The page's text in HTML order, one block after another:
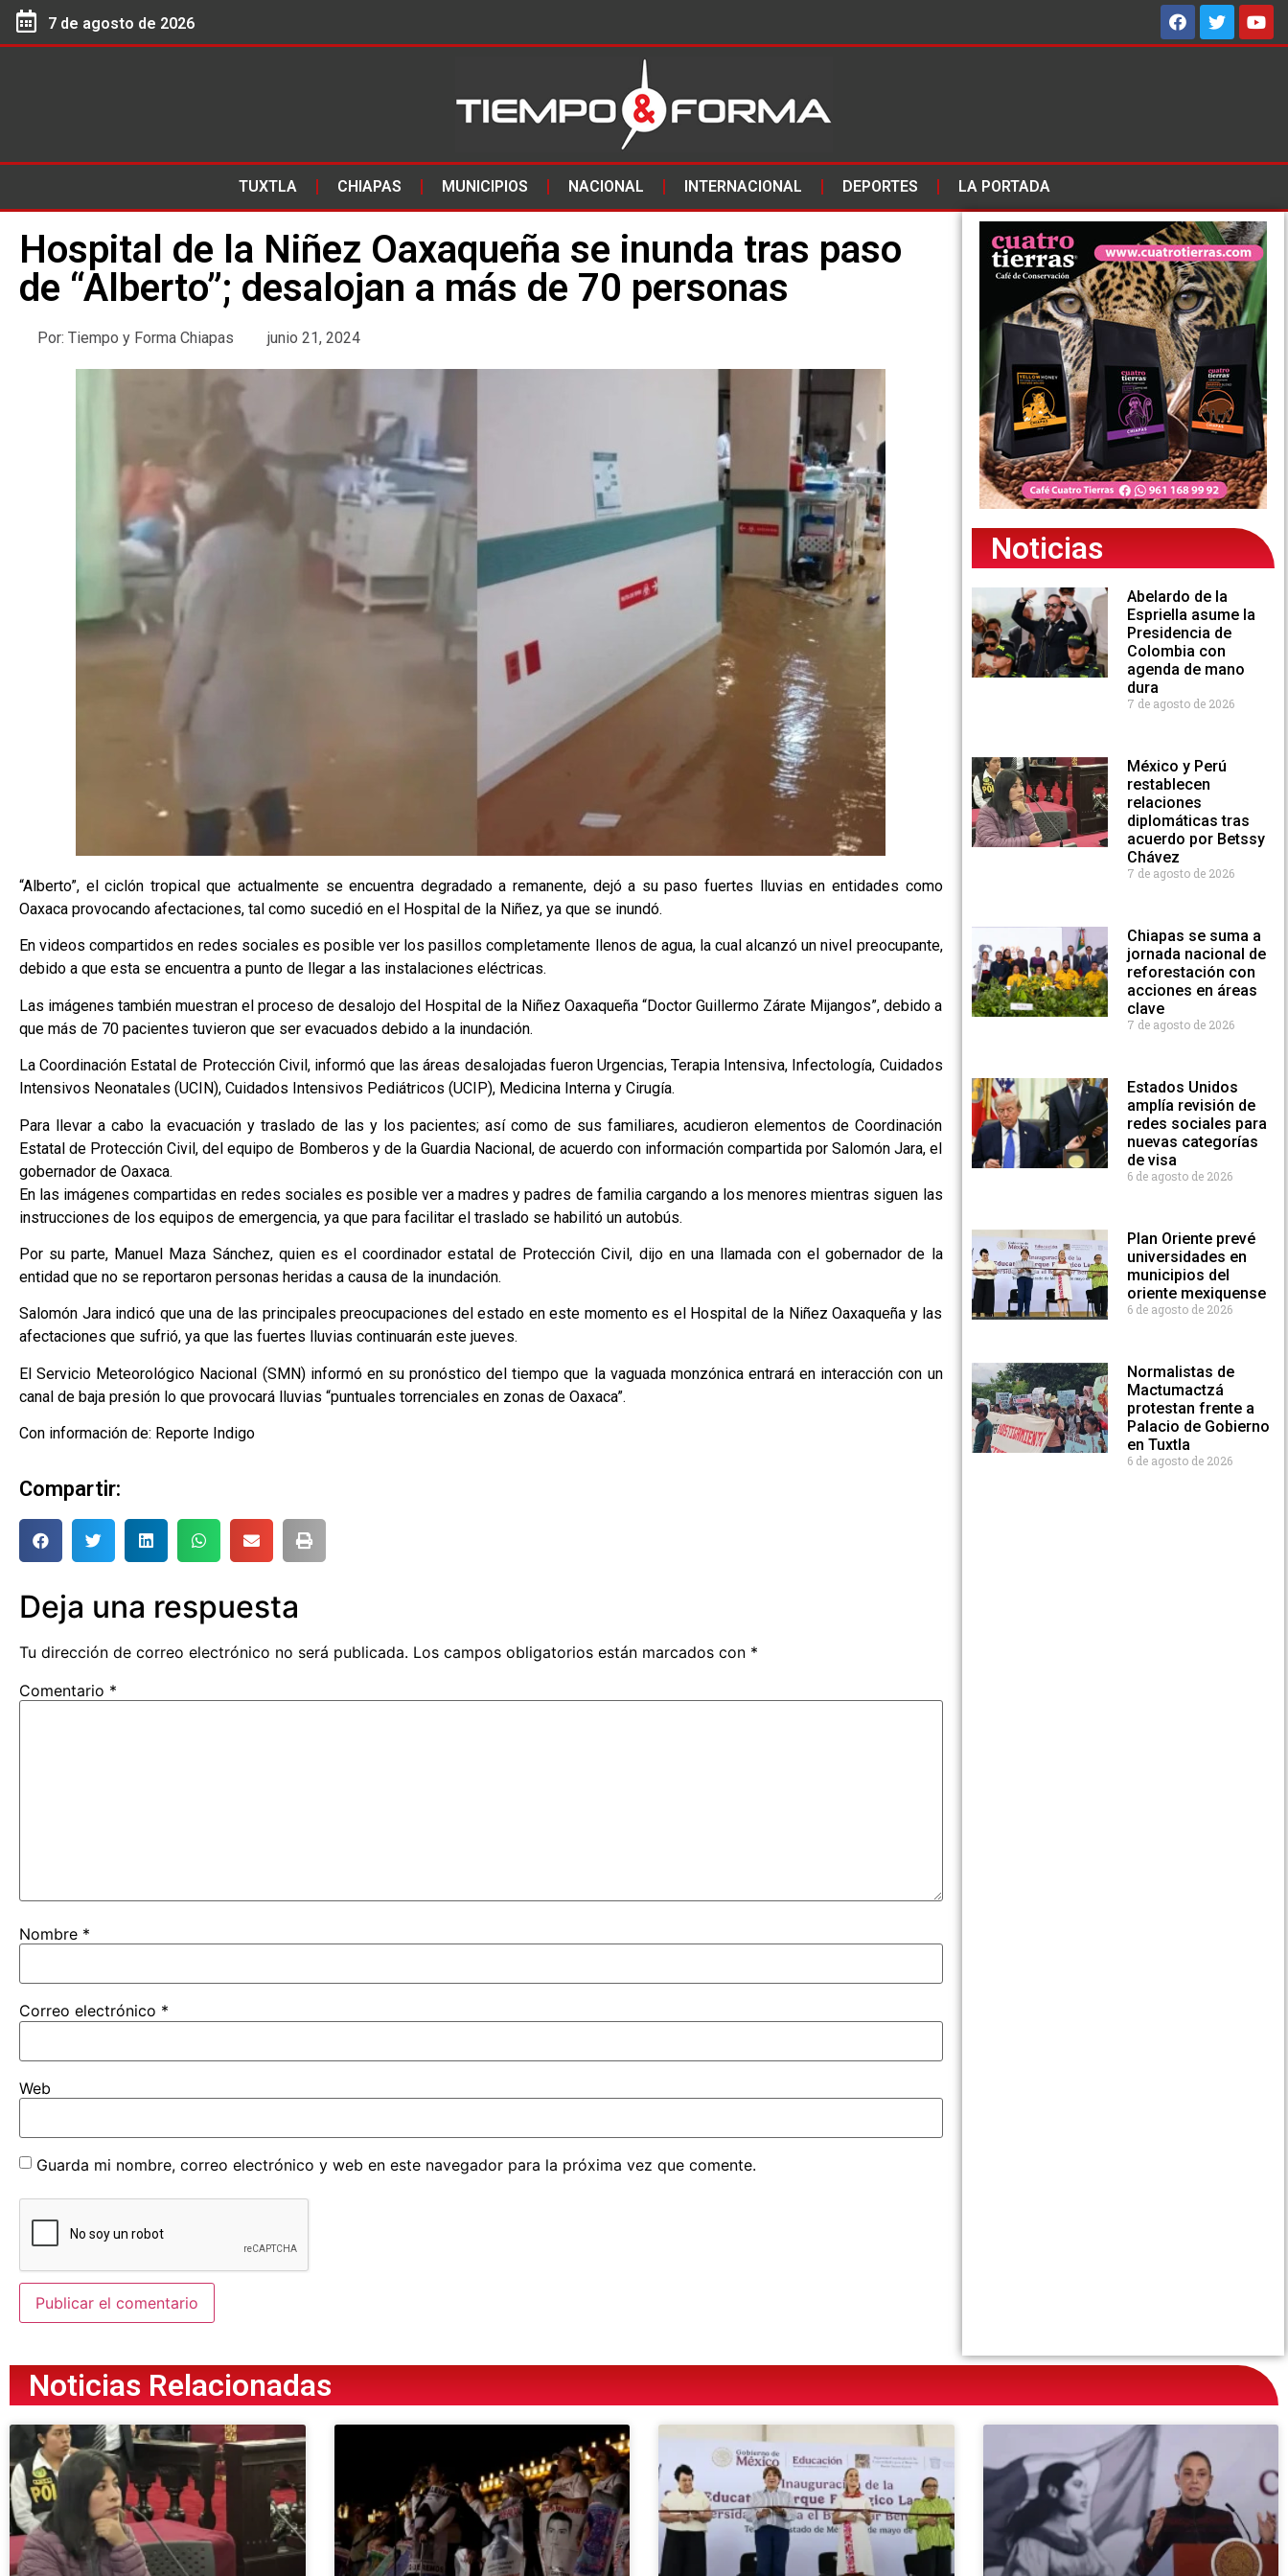
7 de agosto de 2026
TUXTLA CHIAPAS MUNICIPIOS NACIONAL INTERNACIONAL DEPORTES LA PORTADA
Hospital de la Niñez Oaxaqueña se inunda tras paso
de “Alberto”; desalojan a más de 70 personas
Por: Tiempo y Forma Chiapas junio 21, 2024
“Alberto”, el ciclón tropical que actualmente se encuentra degradado a remanente, dejó a su paso fuertes lluvias en entidades como
Oaxaca provocando afectaciones, tal como sucedió en el Hospital de la Niñez, ya que se inundó.
En videos compartidos en redes sociales es posible ver los pasillos completamente llenos de agua, la cual alcanzó un nivel preocupante,
debido a que esta se encuentra a punto de llegar a las instalaciones eléctricas.
Las imágenes también muestran el proceso de desalojo del Hospital de la Niñez Oaxaqueña “Doctor Guillermo Zárate Mijangos”, debido a
que más de 70 pacientes tuvieron que ser evacuados debido a la inundación.
La Coordinación Estatal de Protección Civil, informó que las áreas desalojadas fueron Urgencias, Terapia Intensiva, Infectología, Cuidados
Intensivos Neonatales (UCIN), Cuidados Intensivos Pediátricos (UCIP), Medicina Interna y Cirugía.
Para llevar a cabo la evacuación y traslado de las y los pacientes; así como de sus familiares, acudieron elementos de Coordinación
Estatal de Protección Civil, del equipo de Bomberos y de la Guardia Nacional, de acuerdo con información compartida por Salomón Jara, el
gobernador de Oaxaca.
En las imágenes compartidas en redes sociales es posible ver a madres y padres de familia cargando a los menores mientras siguen las
instrucciones de los equipos de emergencia, ya que para facilitar el traslado se habilitó un autobús.
Por su parte, Manuel Maza Sánchez, quien es el coordinador estatal de Protección Civil, dijo en una llamada con el gobernador de la
entidad que no se reportaron personas heridas a causa de la inundación.
Salomón Jara indicó que una de las principales preocupaciones del estado en este momento es el Hospital de la Niñez Oaxaqueña y las
afectaciones que sufrió, ya que las fuertes lluvias continuarán este jueves.
El Servicio Meteorológico Nacional (SMN) informó en su pronóstico del tiempo que la vaguada monzónica entrará en interacción con un
canal de baja presión lo que provocará lluvias “puntuales torrenciales en zonas de Oaxaca”.
Con información de: Reporte Indigo
Compartir:
Deja una respuesta
Tu dirección de correo electrónico no será publicada. Los campos obligatorios están marcados con *
Comentario *
Nombre *
Correo electrónico *
Web
Guarda mi nombre, correo electrónico y web en este navegador para la próxima vez que comente.
Noticias
Abelardo de la
Espriella asume la
Presidencia de
Colombia con
agenda de mano
dura
7 de agosto de 2026
México y Perú
restablecen
relaciones
diplomáticas tras
acuerdo por Betssy
Chávez
7 de agosto de 2026
Chiapas se suma a
jornada nacional de
reforestación con
acciones en áreas
clave
7 de agosto de 2026
Estados Unidos
amplía revisión de
redes sociales para
nuevas categorías
de visa
6 de agosto de 2026
Plan Oriente prevé
universidades en
municipios del
oriente mexiquense
6 de agosto de 2026
Normalistas de
Mactumactzá
protestan frente a
Palacio de Gobierno
en Tuxtla
6 de agosto de 2026
Noticias Relacionadas